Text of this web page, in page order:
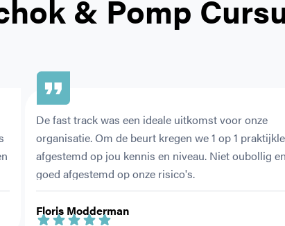
& Pomp
Floris Modderman
De fast track was een ideale uitkomst voor onze
organisatie. Om de beurt kregen we 1 op 1
afgestemd op jou kennis en niveau. Niet oubollig en
goed afgestemd op onze risico's.